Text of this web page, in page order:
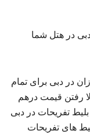
در هتل شما
در دبی برای تمام
رفتن قیمت درهم
تفریحات در دبی
های تفریحات